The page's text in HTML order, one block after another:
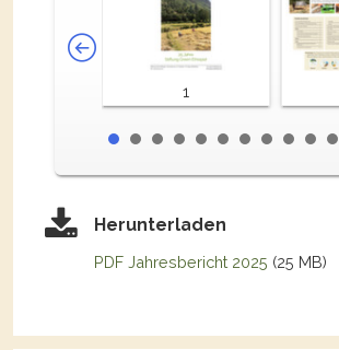
1
Herunterladen
PDF Jahresbericht 2025 (25 MB)